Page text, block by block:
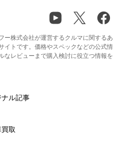
ー株式会社が運営するクルマに関するあ
イトです。価格やスペックなどの公式情
なレビューまで購入検討に役立つ情報を
ナル記事
取